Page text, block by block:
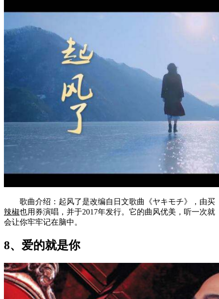
歌曲介绍：起风了是改编自日文歌曲《ヤキモチ》，由买
辣椒也用券演唱，并于2017年发行。它的曲风优美，听一次就
会让你牢牢记在脑中。
8、爱的就是你